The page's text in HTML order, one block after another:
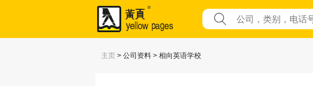
主页 > 公司资料 > 相向英语学校